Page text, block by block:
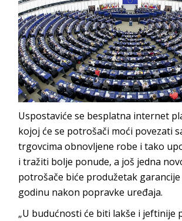
Uspostaviće se besplatna internet
kojoj će se potrošači moći povezati
trgovcima obnovljene robe i tako
i tražiti bolje ponude, a još jedna
potrošače biće produžetak garancije
godinu nakon popravke uređaja.
„U budućnosti će biti lakše i jeftinije